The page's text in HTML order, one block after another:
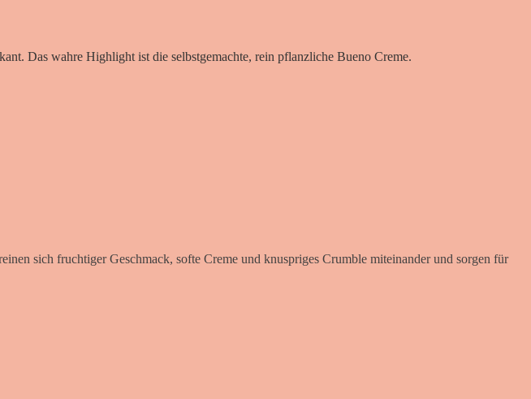
Das wahre Highlight ist die selbstgemachte, rein pflanzliche Bueno Creme.
sich fruchtiger Geschmack, softe Creme und knuspriges Crumble miteinander und sorgen für